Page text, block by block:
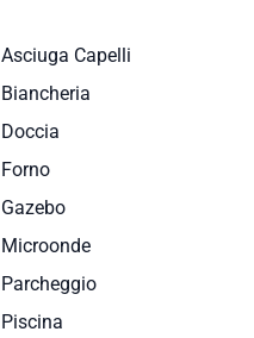
Asciuga Capelli
Biancheria
Doccia
Forno
Gazebo
Microonde
Parcheggio
Piscina